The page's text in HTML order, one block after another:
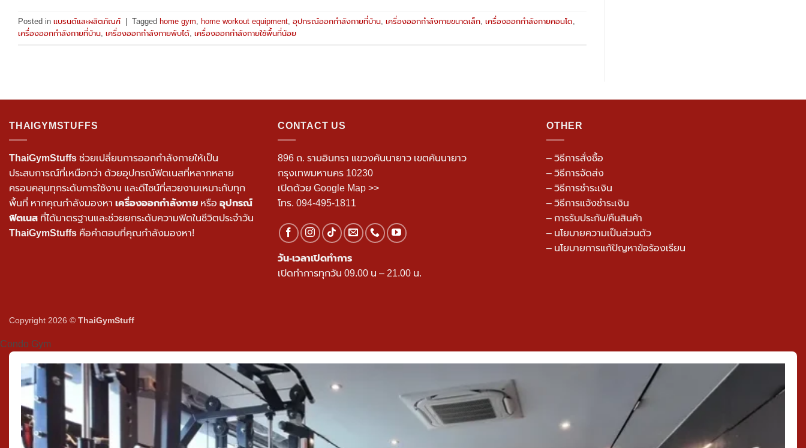
Posted in แบรนด์และผลิตภัณฑ์ Tagged home gym home workout equipment อุปกรณ์ออกกำลังกายที่บ้าน เครื่องออกกำลังกายขนาดเล็ก เครื่องออกกำลังกายคอนโด
เครื่องออกกำลังกายที่บ้าน เครื่องออกกำลังกายพับได้ เครื่องออกกำลังกายใช้พื้นที่น้อย
THAIGYMSTUFFS
ThaiGymStuffs ช่วยเปลี่ยนการออกกำลังกายให้เป็น
ประสบการณ์ที่เหนือกว่า ด้วยอุปกรณ์ฟิตเนสที่หลากหลาย
ครอบคลุมทุกระดับการใช้งาน และดีไซน์ที่สวยงามเหมาะกับทุก
พื้นที่ หากคุณกำลังมองหา เครื่องออกกำลังกาย หรือ อุปกรณ์
ฟิตเนส ที่ได้มาตรฐานและช่วยยกระดับความฟิตในชีวิตประจำวัน
ThaiGymStuffs คือคำตอบที่คุณกำลังมองหา!
CONTACT US
896 ถ. รามอินทรา แขวงคันนายาว เขตคันนายาว
กรุงเทพมหานคร 10230
เปิดด้วย Google Map >>
โทร. 094-495-1811
วัน-เวลาเปิดทำการ
เปิดทำการทุกวัน 09.00 น – 21.00 น.
OTHER
– วิธีการสั่งซื้อ
– วิธีการจัดส่ง
– วิธีการชำระเงิน
– วิธีการแจ้งชำระเงิน
– การรับประกัน/คืนสินค้า
– นโยบายความเป็นส่วนตัว
– นโยบายการแก้ปัญหาข้อร้องเรียน
Copyright 2026 © ThaiGymStuff
Condo Gym